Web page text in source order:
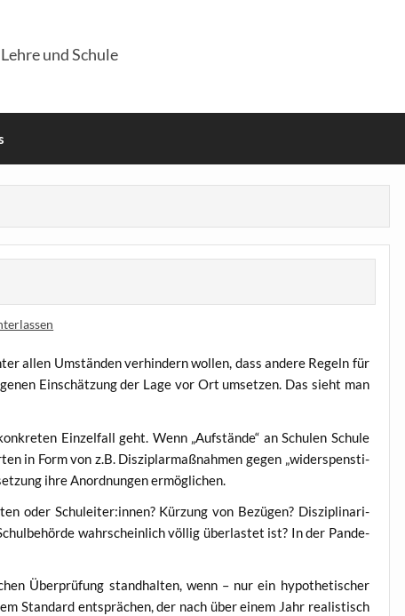
und Schule
allen Umstän­den ver­hin­dern wol­len, dass ande­re Regeln für
Ein­schät­zung der Lage vor Ort umset­zen. Das sieht man
Ein­zel­fall geht. Wenn „Auf­stän­de“ an Schu­len Schu­le
in Form von z.B. Dis­zi­plar­maß­nah­men gegen „wider­spens­ti­
ihre Anord­nun­gen ermöglichen.
oder Schuleiter:innen? Kür­zung von Bezü­gen? Dis­zi­pli­na­ri­
wahr­schein­lich völ­lig über­las­tet ist? In der Pan­de­
Über­prü­fung stand­hal­ten, wenn – nur ein hypo­the­ti­scher
Stan­dard ent­sprä­chen, der nach über einem Jahr rea­lis­tisch